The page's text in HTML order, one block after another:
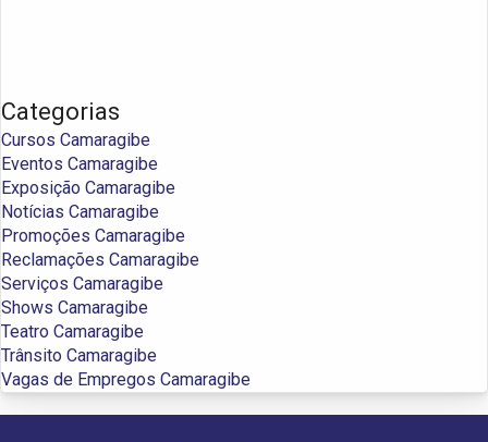
Categorias
Cursos Camaragibe
Eventos Camaragibe
Exposição Camaragibe
Notícias Camaragibe
Promoções Camaragibe
Reclamações Camaragibe
Serviços Camaragibe
Shows Camaragibe
Teatro Camaragibe
Trânsito Camaragibe
Vagas de Empregos Camaragibe